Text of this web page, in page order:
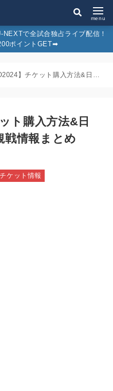
menu
NEXTで全試合独占ライブ配信！
ポイントGET➡︎
【EURO2024】チケット購入方法&日程/スタジアム/現地観戦情報まとめ
ト購入方法&日
戦情報まとめ
ケット情報